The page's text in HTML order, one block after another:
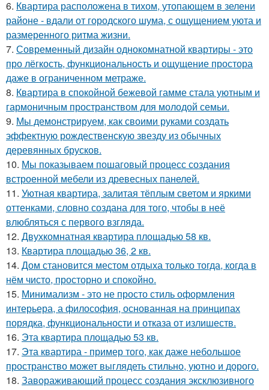
6. Квартира расположена в тихом, утопающем в зелени
районе - вдали от городского шума, с ощущением уюта и
размеренного ритма жизни.
7. Современный дизайн однокомнатной квартиры - это
про лёгкость, функциональность и ощущение простора
даже в ограниченном метраже.
8. Квартира в спокойной бежевой гамме стала уютным и
гармоничным пространством для молодой семьи.
9. Мы демонстрируем, как своими руками создать
эффектную рождественскую звезду из обычных
деревянных брусков.
10. Мы показываем пошаговый процесс создания
встроенной мебели из древесных панелей.
11. Уютная квартира, залитая тёплым светом и яркими
оттенками, словно создана для того, чтобы в неё
влюбляться с первого взгляда.
12. Двухкомнатная квартира площадью 58 кв.
13. Квартира площадью 36, 2 кв.
14. Дом становится местом отдыха только тогда, когда в
нём чисто, просторно и спокойно.
15. Минимализм - это не просто стиль оформления
интерьера, а философия, основанная на принципах
порядка, функциональности и отказа от излишеств.
16. Эта квартира площадью 53 кв.
17. Эта квартира - пример того, как даже небольшое
пространство может выглядеть стильно, уютно и дорого.
18. Завораживающий процесс создания эксклюзивного